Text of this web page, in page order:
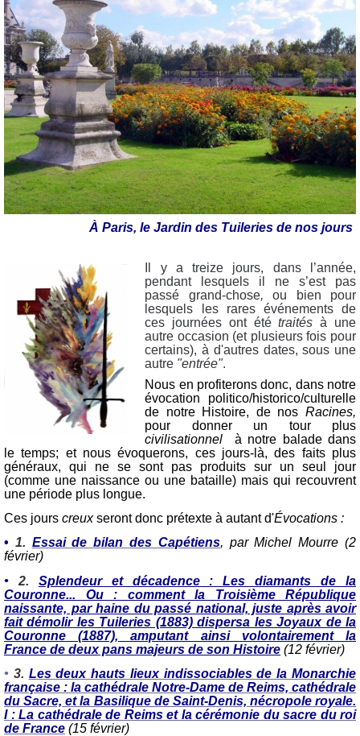
À Paris, le Jardin des Tuileries de nos jours
Il y a treize jours, dans l’année,
pendant lesquels il ne s’est pas
passé grand-chose,ou bien pour
lesquels les rares événements de
ces journées ont ététraités à une
autre occasion (et plusieurs fois pour
certains), à d'autres dates, sous une
autre "entrée".
Nous en profiterons donc, dans notre
évocation politico/historico/culturelle
de notre Histoire, de nos Racines,
pour donner un tour plus
civilisationnel
à notre balade dans
le temps; et nous évoquerons, ces jours-là, des faits plus
généraux, qui ne se sont pas produits sur un seul jour
(comme une naissance ou une bataille) mais qui recouvrent
une période plus longue.
Ces jours creuxseront donc prétexte à autant d'Évocations :
• 1. Essai de bilan des Capétiens, par Michel Mourre (2
février)
•
2.
Splendeur et décadence : Les diamants de la
Couronne... Ou : comment la Troisième République
naissante, par haine du passé national, juste après avoir
fait démolir les Tuileries (1883) dispersa les Joyaux de la
Couronne (1887), amputant ainsi volontairement la
France de deux pans majeurs de son Histoire (12 février)
• 3. Les deux hauts lieux indissociables de la Monarchie
française : la cathédrale Notre-Dame de Reims, cathédrale
du Sacre, et la Basilique de Saint-Denis, nécropole royale.
I : La cathédrale de Reims et la cérémonie du sacre du roi
de France (15 février)